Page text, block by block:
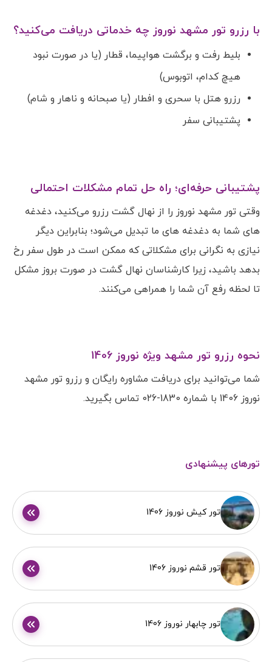
با رزرو تور مشهد نوروز چه خدماتی دریافت می‌کنید؟
بلیط رفت و برگشت هواپیما، قطار (یا در صورت نبود
هیچ کدام، اتوبوس)
رزرو هتل با سحری و افطار (یا صبحانه و ناهار و شام)
پشتیبانی سفر
پشتیبانی حرفه‌ای؛ راه حل تمام مشکلات احتمالی
وقتی تور مشهد نوروز را از نهال گشت رزرو می‌کنید، دغدغه
های شما به دغدغه های ما تبدیل می‌شود؛ بنابراین دیگر
نیازی به نگرانی برای مشکلاتی که ممکن است در طول سفر رخ
بدهد باشید، زیرا کارشناسان نهال گشت در صورت بروز مشکل
تا لحظه رفع آن شما را همراهی می‌کنند.
نحوه رزرو تور مشهد ویژه نوروز 1406
شما می‌توانید برای دریافت مشاوره رایگان و رزرو تور مشهد
نوروز 1406 با شماره 1830-026 تماس بگیرید.
تورهای پیشنهادی
تور کیش نوروز 1406
تور قشم نوروز 1406
تور چابهار نوروز 1406